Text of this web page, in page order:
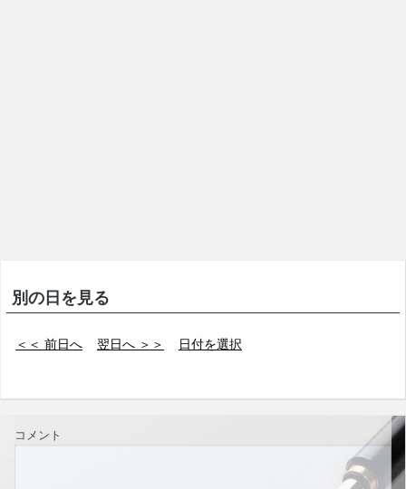
別の日を見る
＜＜ 前日へ 翌日へ ＞＞ 日付を選択
コメント